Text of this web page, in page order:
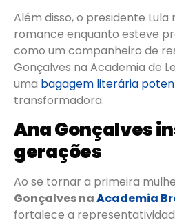
Além disso, o presidente
romance enquanto esteve
como um companheiro de
Gonçalves na Academia de
uma bagagem literária
transformadora.
Ana Gonçalves
gerações
Ao se tornar a primeira
Gonçalves naAcademia
fortalece a